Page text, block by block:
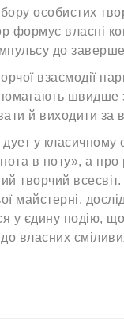
особистих
формує власні
до
взаємодії
швидше
й виходити за
у класичному
в ноту», а
творчий всесвіт.
майстерні,
у єдину подію,
власних